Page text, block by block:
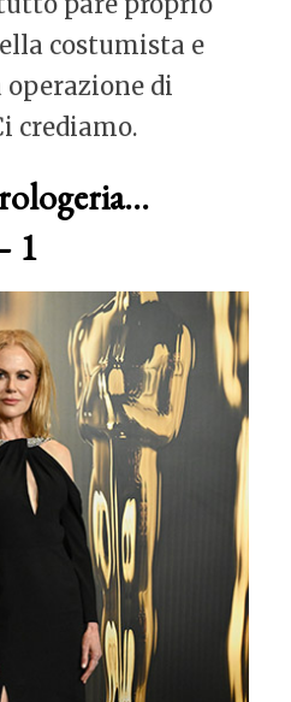
costumista e
operazione di
crediamo.
1